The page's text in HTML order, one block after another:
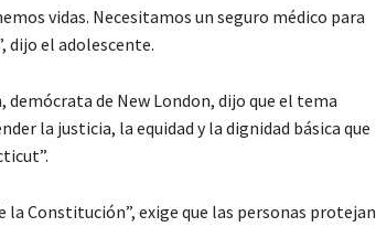
vidas. Necesitamos un seguro médico para
dijo el adolescente.
de New London, dijo que el tema
la justicia, la equidad y la dignidad básica que
la Constitución”, exige que las personas protejan